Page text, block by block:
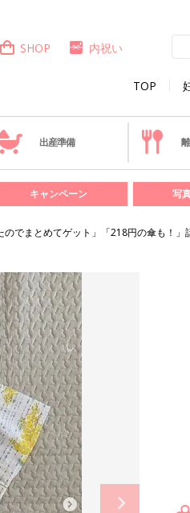
TOP
SHOP 内祝い
出産準備
キャンペーン 写
のでまとめてゲット」「218円の傘も！」